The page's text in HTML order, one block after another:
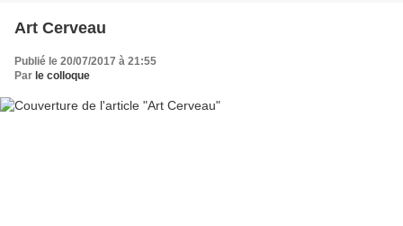
Art Cerveau
Publié le 20/07/2017 à 21:55
Par le colloque